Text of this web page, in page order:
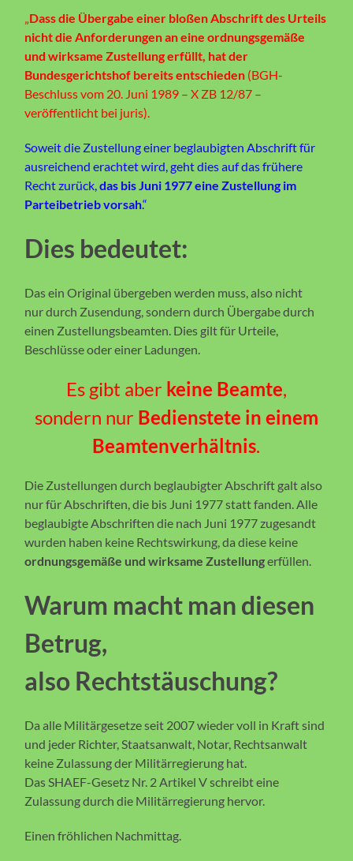
„Dass die Übergabe einer bloßen Abschrift des Urteils
nicht die Anforderungen an eine ordnungsgemäße
und wirksame Zustellung erfüllt, hat der
Bundesgerichtshof bereits entschieden (BGH-
Beschluss vom 20. Juni 1989 – X ZB 12/87 –
veröffentlicht bei juris).
Soweit die Zustellung einer beglaubigten Abschrift für
ausreichend erachtet wird, geht dies auf das frühere
Recht zurück,das bis Juni 1977 eine Zustellung im
Parteibetrieb vorsah.“
Dies bedeutet:
Das ein Original übergeben werden muss, also nicht
nur durch Zusendung, sondern durch Übergabe durch
einen Zustellungsbeamten. Dies gilt für Urteile,
Beschlüsse oder einer Ladungen.
Es gibt aber keine Beamte,
sondern nur Bedienstete in einem
Beamtenverhältnis.
Die Zustellungen durch beglaubigter Abschrift galt also
nur für Abschriften, die bis Juni 1977 statt fanden. Alle
beglaubigte Abschriften die nach Juni 1977 zugesandt
wurden haben keine Rechtswirkung, da diese keine
ordnungsgemäße und wirksame Zustellungerfüllen.
Warum macht man diesen
Betrug,
also Rechtstäuschung?
Da alle Militärgesetze seit 2007 wieder voll in Kraft sind
und jeder Richter, Staatsanwalt, Notar, Rechtsanwalt
keine Zulassung der Militärregierung hat.
Das SHAEF-Gesetz Nr. 2 Artikel V schreibt eine
Zulassung durch die Militärregierung hervor.
Einen fröhlichen Nachmittag.